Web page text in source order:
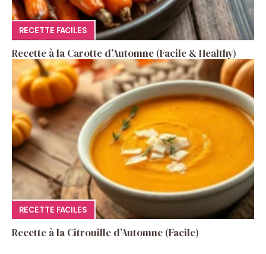
RECETTE FACILES
Recette à la Carotte d’Automne (Facile & Healthy)
RECETTE FACILES
Recette à la Citrouille d’Automne (Facile)